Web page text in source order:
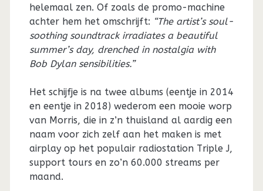
helemaal zen. Of zoals de promo-machine
achter hem het omschrijft: “The artist’s soul-
soothing soundtrack irradiates a beautiful
summer’s day, drenched in nostalgia with
Bob Dylan sensibilities.”
Het schijfje is na twee albums (eentje in 2014
en eentje in 2018) wederom een mooie worp
van Morris, die in z’n thuisland al aardig een
naam voor zich zelf aan het maken is met
airplay op het populair radiostation Triple J,
support tours en zo’n 60.000 streams per
maand.